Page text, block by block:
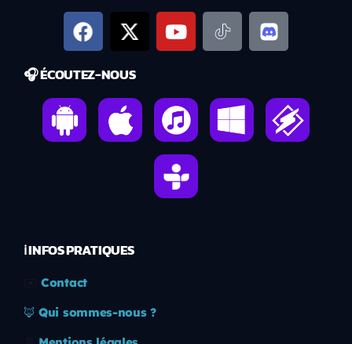
🎧 ÉCOUTEZ-NOUS
ℹ️ INFOS PRATIQUES
Contact
🦊 Qui sommes-nous ?